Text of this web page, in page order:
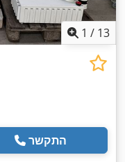
1 / 13
התקשר